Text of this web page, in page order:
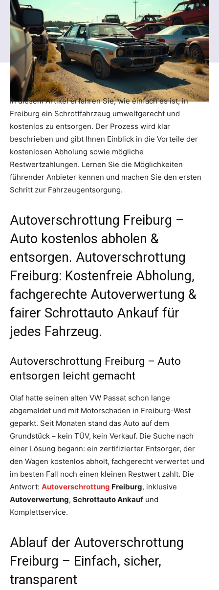
In diesem Artikel erfahren Sie, wie einfach es ist, in
Freiburg ein Schrottfahrzeug umweltgerecht und
kostenlos zu entsorgen. Der Prozess wird klar
beschrieben und gibt Ihnen Einblick in die Vorteile der
kostenlosen Abholung sowie mögliche
Restwertzahlungen. Lernen Sie die Möglichkeiten
führender Anbieter kennen und machen Sie den ersten
Schritt zur Fahrzeugentsorgung.
Autoverschrottung Freiburg –
Auto kostenlos abholen &
entsorgen. Autoverschrottung
Freiburg: Kostenfreie Abholung,
fachgerechte Autoverwertung &
fairer Schrottauto Ankauf für
jedes Fahrzeug.
Autoverschrottung Freiburg – Auto
entsorgen leicht gemacht
Olaf hatte seinen alten VW Passat schon lange
abgemeldet und mit Motorschaden in Freiburg-West
geparkt. Seit Monaten stand das Auto auf dem
Grundstück – kein TÜV, kein Verkauf. Die Suche nach
einer Lösung begann: ein zertifizierter Entsorger, der
den Wagen kostenlos abholt, fachgerecht verwertet und
im besten Fall noch einen kleinen Restwert zahlt. Die
Antwort: Autoverschrottung Freiburg, inklusive
Autoverwertung, Schrottauto Ankauf und
Komplettservice.
Ablauf der Autoverschrottung
Freiburg – Einfach, sicher,
transparent